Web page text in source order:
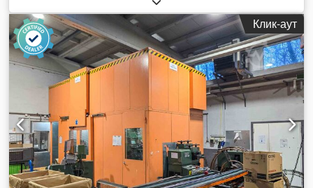
Рабочая длина: 20 мм - Тип: HSSE - Количество: 17 штук -
Продажа: только комплектом - Вес: 4 кг
Клик-аут